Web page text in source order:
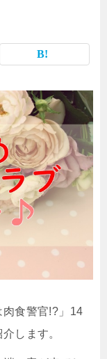
肉食警官!?」14
します。